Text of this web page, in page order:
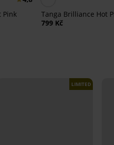
Pink
Tanga Brilliance Hot
799 Kč
LIMITED